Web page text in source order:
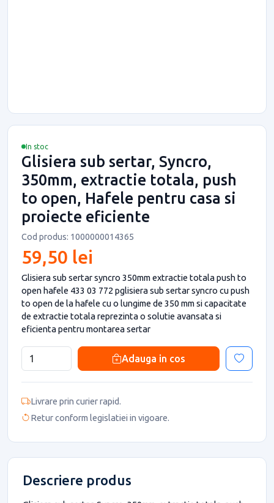
In stoc
Glisiera sub sertar, Syncro,
350mm, extractie totala, push
to open, Hafele pentru casa si
proiecte eficiente
Cod produs: 1000000014365
59,50 lei
Glisiera sub sertar syncro 350mm extractie totala push to
open hafele 433 03 772 pglisiera sub sertar syncro cu push
to open de la hafele cu o lungime de 350 mm si capacitate
de extractie totala reprezinta o solutie avansata si
eficienta pentru montarea sertar
Adauga in cos
Livrare prin curier rapid.
Retur conform legislatiei in vigoare.
Descriere produs